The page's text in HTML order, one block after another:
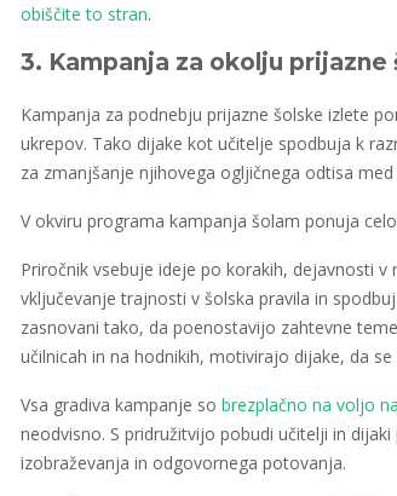
obiščite to stran.
3. Kampanja za okolju
Kampanja za podnebju prijazne šolske izlete
ukrepov. Tako dijake kot učitelje spodbuja k
za zmanjšanje njihovega ogljičnega odtisa med
V okviru programa kampanja šolam ponuja
Priročnik vsebuje ideje po korakih, dejavnosti
vključevanje trajnosti v šolska pravila in
zasnovani tako, da poenostavijo zahtevne
učilnicah in na hodnikih, motivirajo dijake, da
Vsa gradiva kampanje so brezplačno na voljo
neodvisno. S pridružitvijo pobudi učitelji in
izobraževanja in odgovornega potovanja.